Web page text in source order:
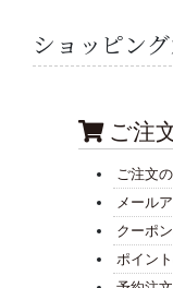
ショッピン
ご注
ご注文
メール
クーポ
ポイン